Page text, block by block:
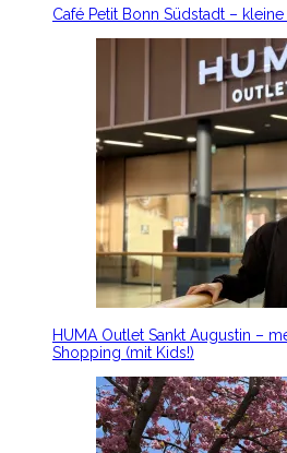
Café Petit Bonn Südstadt –
HUMA Outlet Sankt Augustin –
Shopping (mit Kids!)